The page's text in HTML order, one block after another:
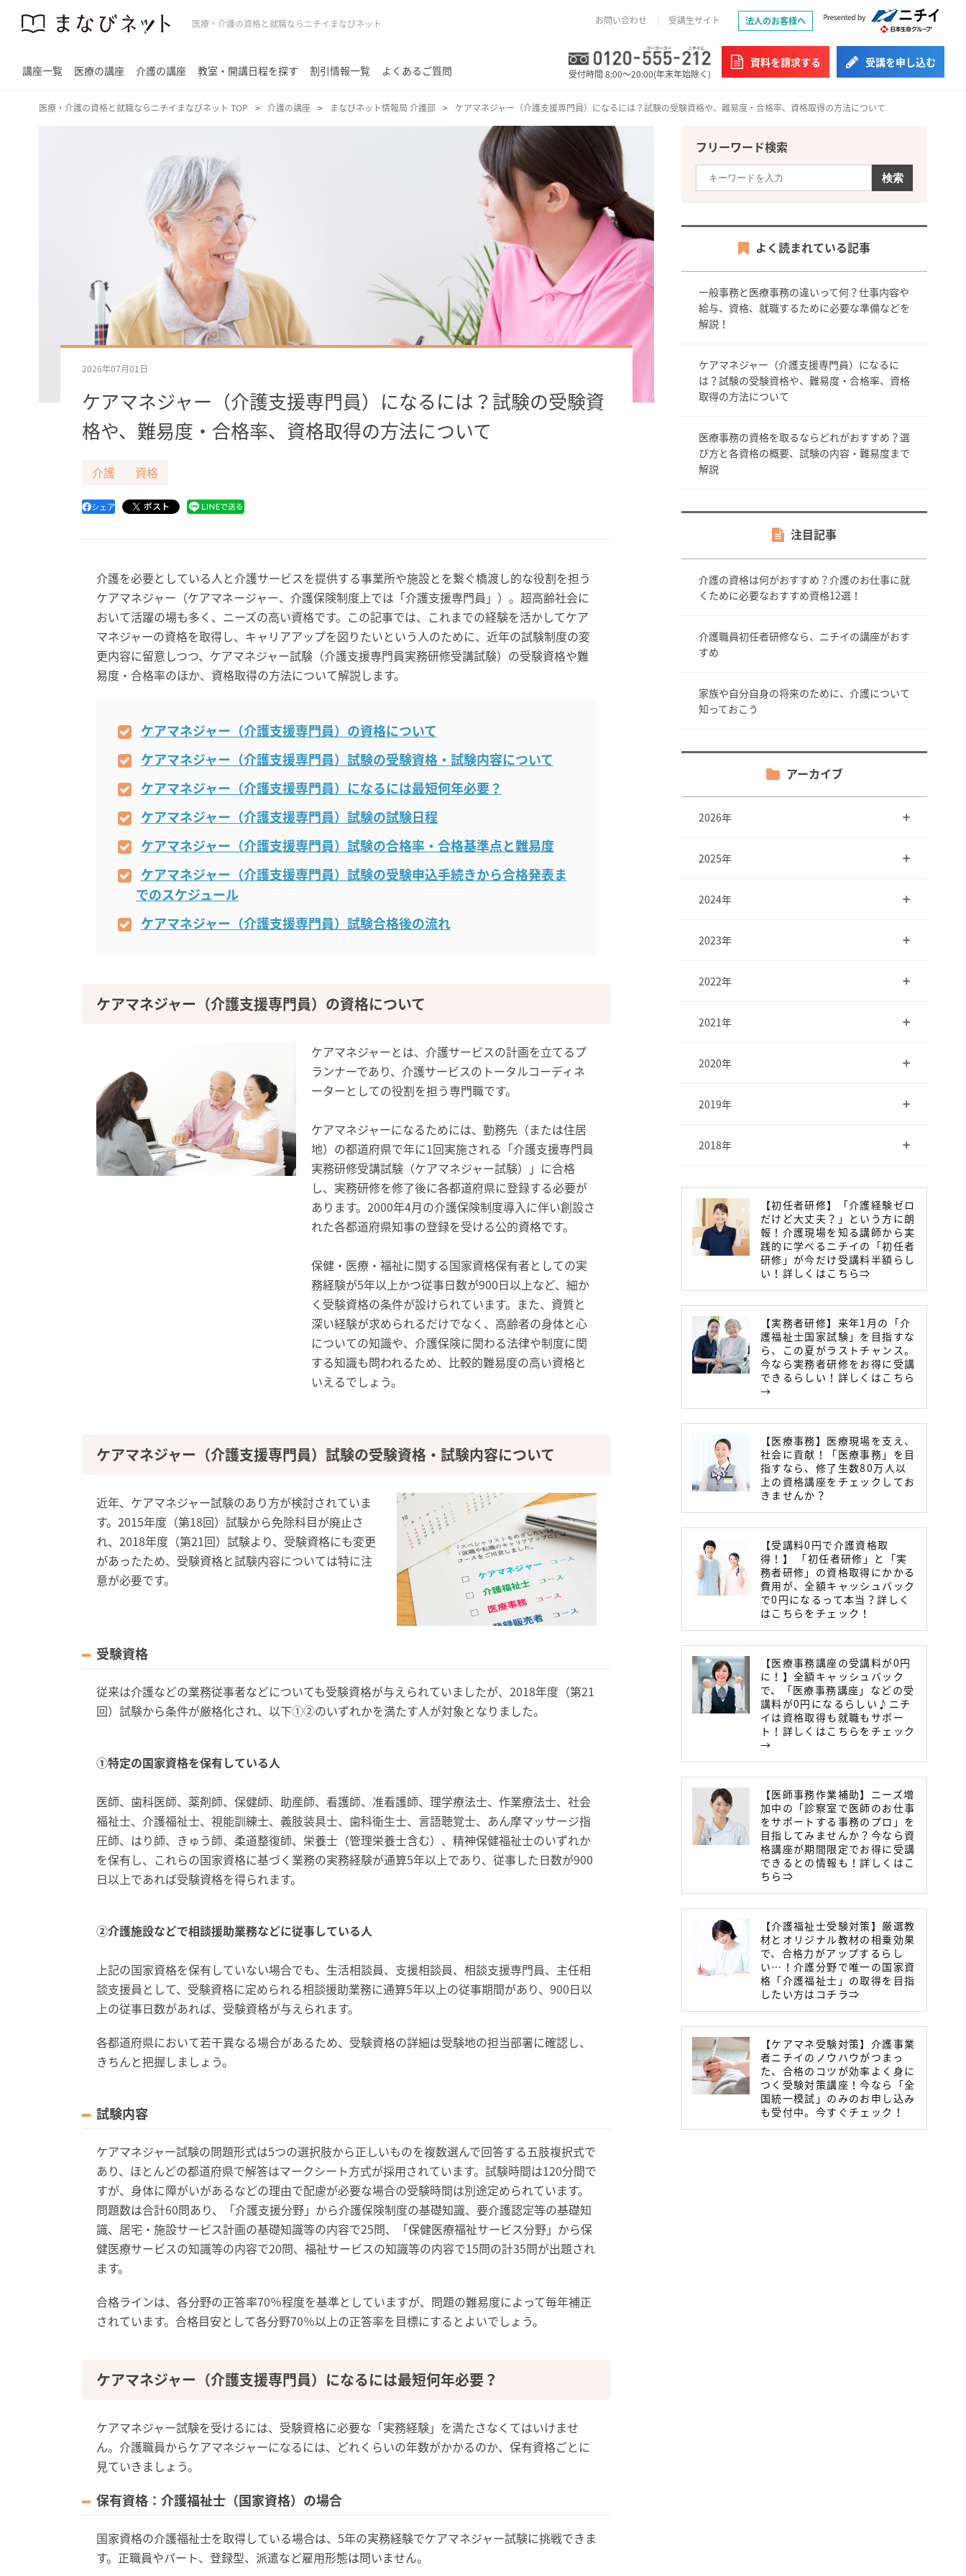
医療・介護の資格と就職ならニチイまなびネット お問い合わせ 受講生サイト 法人のお客様へ
講座一覧 医療の講座 介護の講座 教室・開講日程を探す 割引情報一覧 よくあるご質問 受付時間 8:00～20:00(年末年始除く)
資料を請求する 受講を申し込む
医療・介護の資格と就職ならニチイまなびネット TOP 介護の講座 まなびネット情報局 介護部 ケアマネジャー（介護支援専門員）になるには？試験の受験資格や、難易度・合格率、資格取得の方法について
2026年07月01日
ケアマネジャー（介護支援専門員）になるには？試験の受験資
格や、難易度・合格率、資格取得の方法について
介護 資格
シェア ポスト
介護を必要としている人と介護サービスを提供する事業所や施設とを繋ぐ橋渡し的な役割を担う
ケアマネジャー（ケアマネージャー、介護保険制度上では「介護支援専門員」）。超高齢社会に
おいて活躍の場も多く、ニーズの高い資格です。この記事では、これまでの経験を活かしてケア
マネジャーの資格を取得し、キャリアアップを図りたいという人のために、近年の試験制度の変
更内容に留意しつつ、ケアマネジャー試験（介護支援専門員実務研修受講試験）の受験資格や難
易度・合格率のほか、資格取得の方法について解説します。
ケアマネジャー（介護支援専門員）の資格について
ケアマネジャー（介護支援専門員）試験の受験資格・試験内容について
ケアマネジャー（介護支援専門員）になるには最短何年必要？
ケアマネジャー（介護支援専門員）試験の試験日程
ケアマネジャー（介護支援専門員）試験の合格率・合格基準点と難易度
ケアマネジャー（介護支援専門員）試験の受験申込手続きから合格発表ま
でのスケジュール
ケアマネジャー（介護支援専門員）試験合格後の流れ
ケアマネジャー（介護支援専門員）の資格について
ケアマネジャーとは、介護サービスの計画を立てるプ
ランナーであり、介護サービスのトータルコーディネ
ーターとしての役割を担う専門職です。
ケアマネジャーになるためには、勤務先（または住居
地）の都道府県で年に1回実施される「介護支援専門員
実務研修受講試験（ケアマネジャー試験）」に合格
し、実務研修を修了後に各都道府県に登録する必要が
あります。2000年4月の介護保険制度導入に伴い創設さ
れた各都道府県知事の登録を受ける公的資格です。
保健・医療・福祉に関する国家資格保有者としての実
務経験が5年以上かつ従事日数が900日以上など、細か
く受験資格の条件が設けられています。また、資質と
深い経験が求められるだけでなく、高齢者の身体と心
についての知識や、介護保険に関わる法律や制度に関
する知識も問われるため、比較的難易度の高い資格と
いえるでしょう。
ケアマネジャー（介護支援専門員）試験の受験資格・試験内容について
近年、ケアマネジャー試験のあり方が検討されていま
す。2015年度（第18回）試験から免除科目が廃止さ
れ、2018年度（第21回）試験より、受験資格にも変更
があったため、受験資格と試験内容については特に注
意が必要です。
受験資格
従来は介護などの業務従事者などについても受験資格が与えられていましたが、2018年度（第21
回）試験から条件が厳格化され、以下①②のいずれかを満たす人が対象となりました。
①特定の国家資格を保有している人
医師、歯科医師、薬剤師、保健師、助産師、看護師、准看護師、理学療法士、作業療法士、社会
福祉士、介護福祉士、視能訓練士、義肢装具士、歯科衛生士、言語聴覚士、あん摩マッサージ指
圧師、はり師、きゅう師、柔道整復師、栄養士（管理栄養士含む）、精神保健福祉士のいずれか
を保有し、これらの国家資格に基づく業務の実務経験が通算5年以上であり、従事した日数が900
日以上であれば受験資格を得られます。
②介護施設などで相談援助業務などに従事している人
上記の国家資格を保有していない場合でも、生活相談員、支援相談員、相談支援専門員、主任相
談支援員として、受験資格に定められる相談援助業務に通算5年以上の従事期間があり、900日以
上の従事日数があれば、受験資格が与えられます。
各都道府県において若干異なる場合があるため、受験資格の詳細は受験地の担当部署に確認し、
きちんと把握しましょう。
試験内容
ケアマネジャー試験の問題形式は5つの選択肢から正しいものを複数選んで回答する五肢複択式で
あり、ほとんどの都道府県で解答はマークシート方式が採用されています。試験時間は120分間で
すが、身体に障がいがあるなどの理由で配慮が必要な場合の受験時間は別途定められています。
問題数は合計60問あり、「介護支援分野」から介護保険制度の基礎知識、要介護認定等の基礎知
識、居宅・施設サービス計画の基礎知識等の内容で25問、「保健医療福祉サービス分野」から保
健医療サービスの知識等の内容で20問、福祉サービスの知識等の内容で15問の計35問が出題され
ます。
合格ラインは、各分野の正答率70％程度を基準としていますが、問題の難易度によって毎年補正
されています。合格目安として各分野70％以上の正答率を目標にするとよいでしょう。
ケアマネジャー（介護支援専門員）になるには最短何年必要？
ケアマネジャー試験を受けるには、受験資格に必要な「実務経験」を満たさなくてはいけませ
ん。介護職員からケアマネジャーになるには、どれくらいの年数がかかるのか、保有資格ごとに
見ていきましょう。
保有資格：介護福祉士（国家資格）の場合
国家資格の介護福祉士を取得している場合は、5年の実務経験でケアマネジャー試験に挑戦できま
す。正職員やパート、登録型、派遣など雇用形態は問いません。
フリーワード検索
よく読まれている記事
一般事務と医療事務の違いって何？仕事内容や
給与、資格、就職するために必要な準備などを
解説！
ケアマネジャー（介護支援専門員）になるに
は？試験の受験資格や、難易度・合格率、資格
取得の方法について
医療事務の資格を取るならどれがおすすめ？選
び方と各資格の概要、試験の内容・難易度まで
解説
注目記事
介護の資格は何がおすすめ？介護のお仕事に就
くために必要なおすすめ資格12選！
介護職員初任者研修なら、ニチイの講座がおす
すめ
家族や自分自身の将来のために、介護について
知っておこう
アーカイブ
2026年
2025年
2024年
2023年
2022年
2021年
2020年
2019年
2018年
【初任者研修】「介護経験ゼロ
だけど大丈夫？」という方に朗
報！介護現場を知る講師から実
践的に学べるニチイの「初任者
研修」が今だけ受講料半額らし
い！詳しくはこちら⇒
【実務者研修】来年1月の「介
護福祉士国家試験」を目指すな
ら、この夏がラストチャンス。
今なら実務者研修をお得に受講
できるらしい！詳しくはこちら
→
【医療事務】医療現場を支え、
社会に貢献！「医療事務」を目
指すなら、修了生数80万人以
上の資格講座をチェックしてお
きませんか？
【受講料0円で介護資格取
得！】 「初任者研修」と「実
務者研修」の資格取得にかかる
費用が、全額キャッシュバック
で0円になるって本当？詳しく
はこちらをチェック！
【医療事務講座の受講料が0円
に！】全額キャッシュバック
で、「医療事務講座」などの受
講料が0円になるらしい♪ニチ
イは資格取得も就職もサポー
ト！詳しくはこちらをチェック
→
【医師事務作業補助】ニーズ増
加中の「診察室で医師のお仕事
をサポートする事務のプロ」を
目指してみませんか？今なら資
格講座が期間限定でお得に受講
できるとの情報も！詳しくはこ
ちら⇒
【介護福祉士受験対策】厳選教
材とオリジナル教材の相乗効果
で、合格力がアップするらし
い…！介護分野で唯一の国家資
格「介護福祉士」の取得を目指
したい方はコチラ⇒
【ケアマネ受験対策】介護事業
者ニチイのノウハウがつまっ
た、合格のコツが効率よく身に
つく受験対策講座！今なら「全
国統一模試」のみのお申し込み
も受付中。今すぐチェック！